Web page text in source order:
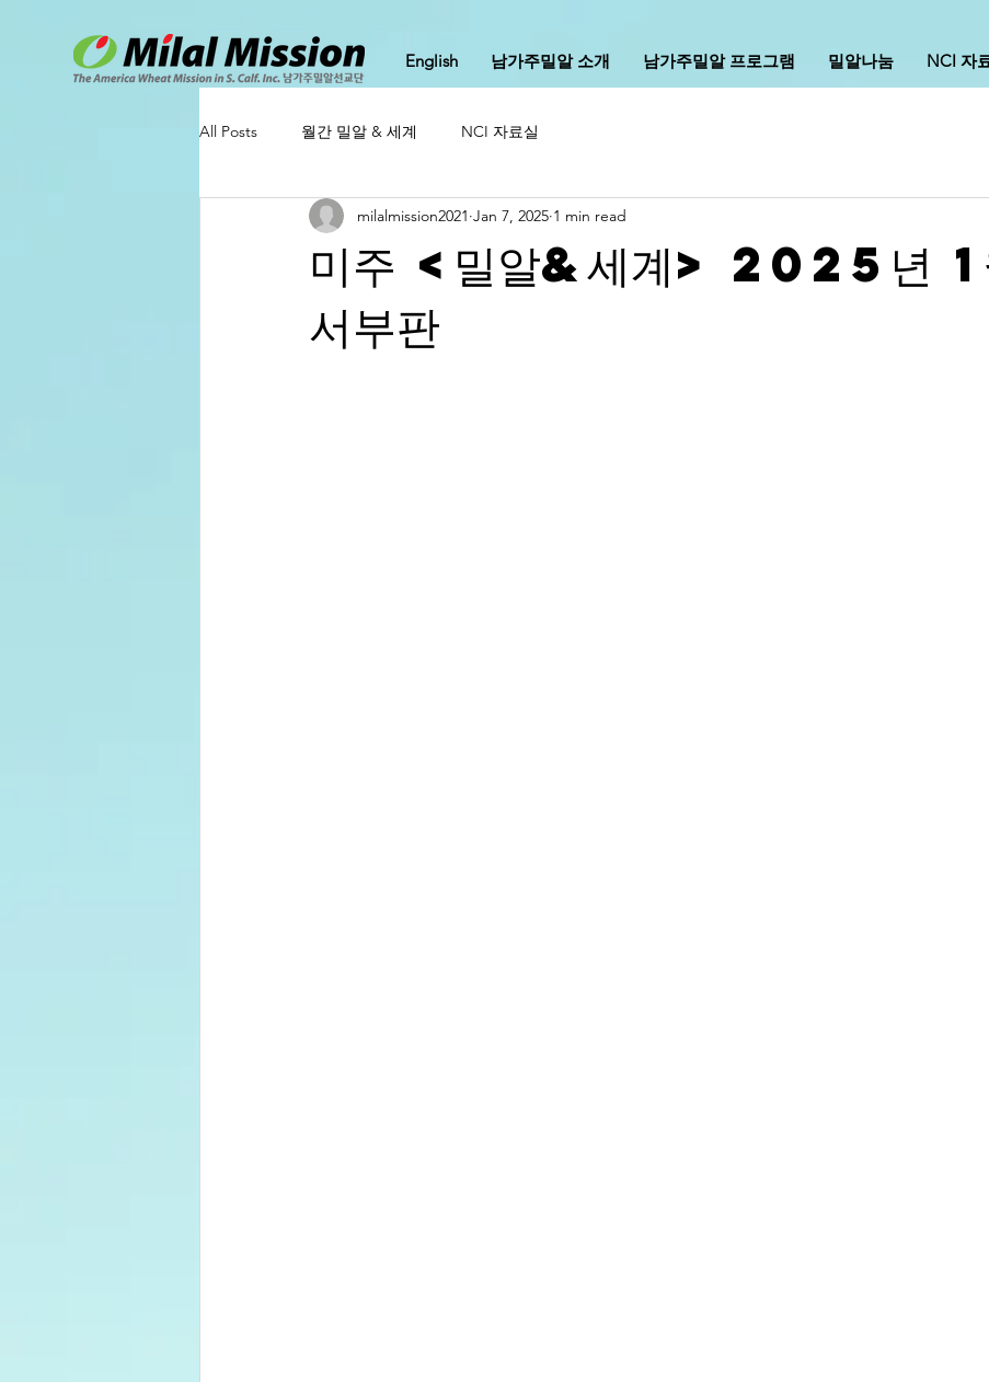
English 남가주밀알 소개 남가주밀알 프로그램 밀알나눔 NCI 자
All Posts 월간 밀알 & 세계 NCI 자료실
미주 <밀알&세계> 2025년 1
서부판
milalmission2021 Jan 7, 2025 1 min read